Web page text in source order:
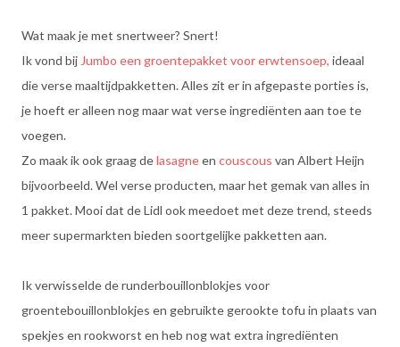
Wat maak je met snertweer? Snert!
Ik vond bij Jumbo een groentepakket voor erwtensoep, ideaal
die verse maaltijdpakketten. Alles zit er in afgepaste porties is,
je hoeft er alleen nog maar wat verse ingrediënten aan toe te
voegen.
Zo maak ik ook graag delasagneen couscous van Albert Heijn
bijvoorbeeld. Wel verse producten, maar het gemak van alles in
1 pakket. Mooi dat de Lidl ook meedoet met deze trend, steeds
meer supermarkten bieden soortgelijke pakketten aan.
Ik verwisselde de runderbouillonblokjes voor
groentebouillonblokjes en gebruikte gerookte tofu in plaats van
spekjes en rookworst en heb nog wat extra ingrediënten